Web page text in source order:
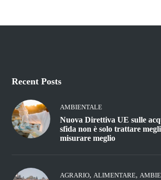
Recent Posts
AMBIENTALE
Nuova Direttiva UE sulle
sfida non è solo trattare
misurare meglio
AGRARIO, ALIMENTARE,